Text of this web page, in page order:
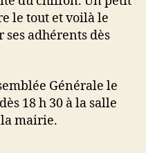
le tout et voilà le
adhérents dès
Générale le
18 h 30 à la salle
mairie.